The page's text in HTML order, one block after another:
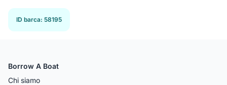
ID barca: 58195
Borrow A Boat
Chi siamo